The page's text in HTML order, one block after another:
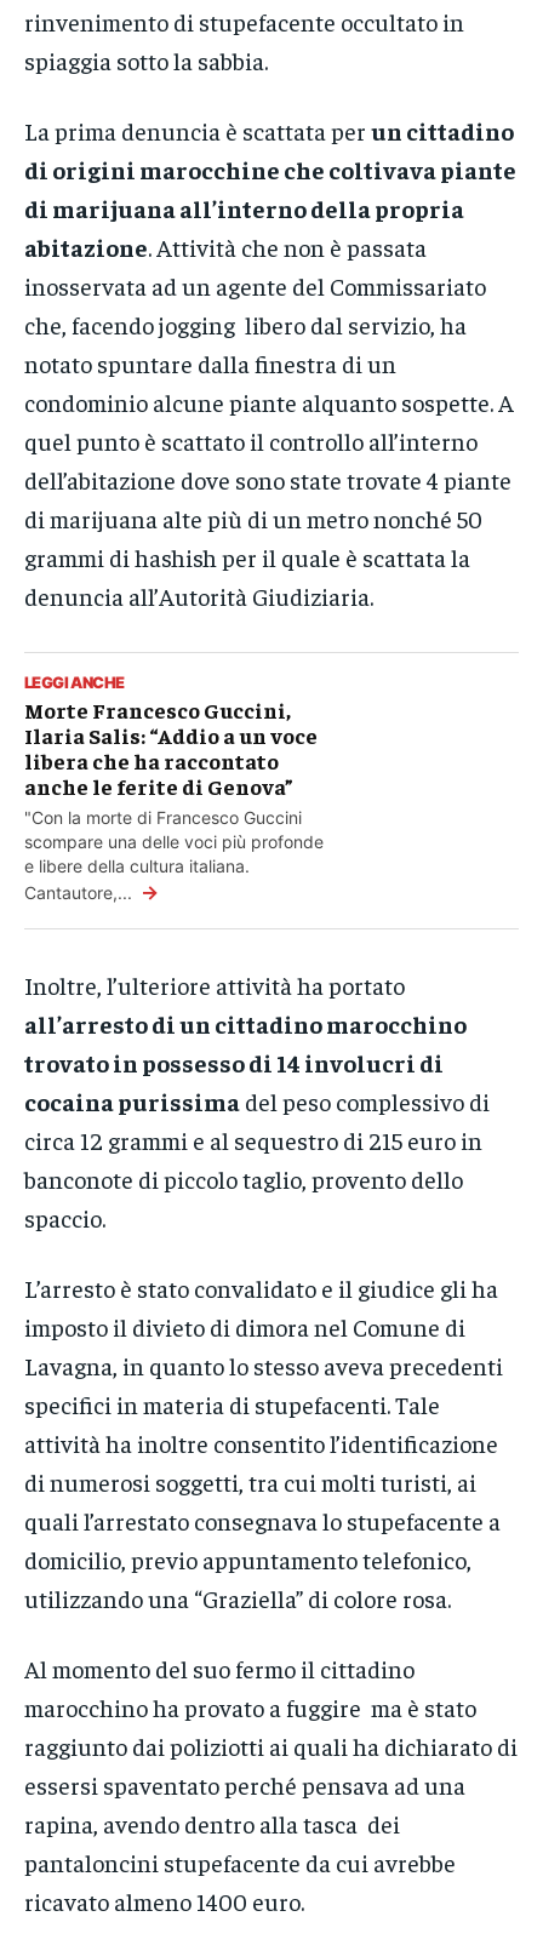
rinvenimento di stupefacente occultato in
spiaggia sotto la sabbia.
La prima denuncia è scattata per un cittadino
di origini marocchine che coltivava piante
di marijuana all’interno della propria
abitazione. Attività che non è passata
inosservata ad un agente del Commissariato
che, facendo jogging libero dal servizio, ha
notato spuntare dalla finestra di un
condominio alcune piante alquanto sospette. A
quel punto è scattato il controllo all’interno
dell’abitazione dove sono state trovate 4 piante
di marijuana alte più di un metro nonché 50
grammi di hashish per il quale è scattata la
denuncia all’Autorità Giudiziaria.
LEGGI ANCHE
Morte Francesco Guccini,
Ilaria Salis: “Addio a un voce
libera che ha raccontato
anche le ferite di Genova”
"Con la morte di Francesco Guccini
scompare una delle voci più profonde
e libere della cultura italiana.
Cantautore,... →
Inoltre, l’ulteriore attività ha portato
all’arresto di un cittadino marocchino
trovato in possesso di 14 involucri di
cocaina purissima del peso complessivo di
circa 12 grammi e al sequestro di 215 euro in
banconote di piccolo taglio, provento dello
spaccio.
L’arresto è stato convalidato e il giudice gli ha
imposto il divieto di dimora nel Comune di
Lavagna, in quanto lo stesso aveva precedenti
specifici in materia di stupefacenti. Tale
attività ha inoltre consentito l’identificazione
di numerosi soggetti, tra cui molti turisti, ai
quali l’arrestato consegnava lo stupefacente a
domicilio, previo appuntamento telefonico,
utilizzando una “Graziella” di colore rosa.
Al momento del suo fermo il cittadino
marocchino ha provato a fuggire ma è stato
raggiunto dai poliziotti ai quali ha dichiarato di
essersi spaventato perché pensava ad una
rapina, avendo dentro alla tasca dei
pantaloncini stupefacente da cui avrebbe
ricavato almeno 1400 euro.